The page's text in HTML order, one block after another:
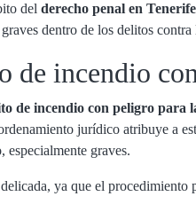
del derecho penal en Tenerife
dentro de los delitos
incendio
de incendio con peligro para
jurídico atribuye a
especialmente graves.
ya que el